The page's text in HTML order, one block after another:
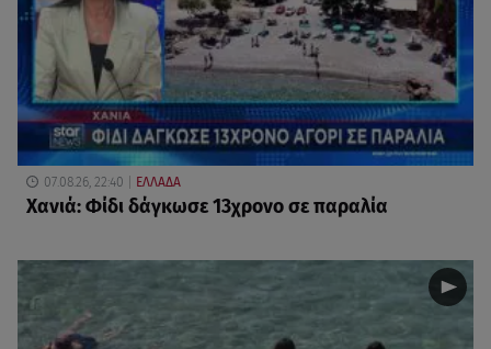
07.08.26, 22:40 ΕΛΛΑΔΑ
Χανιά: Φίδι δάγκωσε 13χρονο σε παραλία